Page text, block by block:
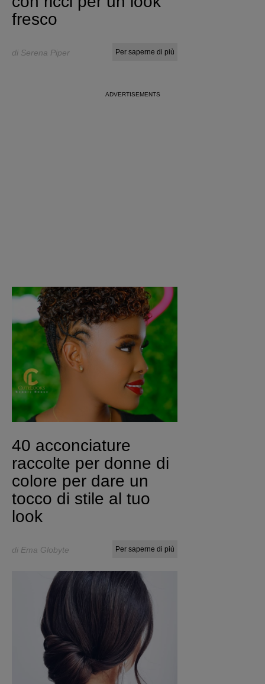
fresco
di Serena Piper Per saperne di più
40 acconciature
raccolte per donne di
colore per dare un
tocco di stile al tuo
look
di Ema Globyte Per saperne di più